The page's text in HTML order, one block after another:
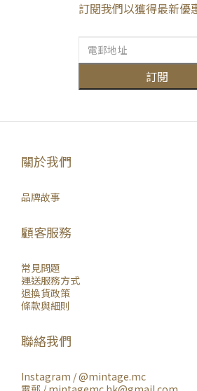
訂閱我們以獲得最新優
訂閱
關於我們
品牌故事
顧客服務
常見問題
運送服務方式
退換貨政策
條款與細則
聯絡我們
Instagram /@mintage.mc